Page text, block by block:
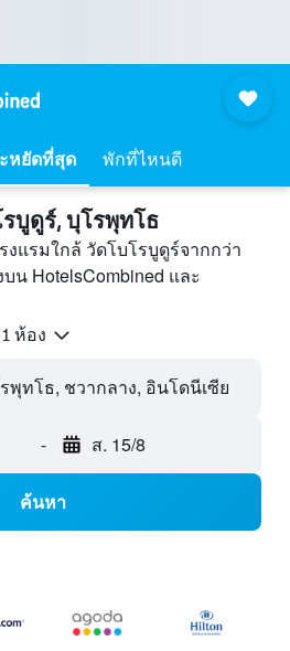
หยัดที่สุด พักที่ไหนดี
บูดูร์, บุโรพุทโธ
งแรมใกล้ วัดโบโรบูดูร์จากกว่า
น HotelsCombined และ
ห้อง
พุทโธ, ชวากลาง, อินโดนีเซีย
- ส. 15/8
ค้นหา